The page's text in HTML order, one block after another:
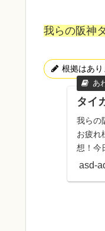
我らの阪神
根拠はあ
タイ
我らの
お疲れ
想！今
想し
asd-